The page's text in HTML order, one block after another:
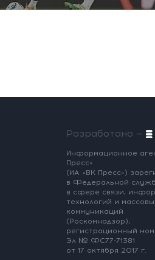
Разработано —
Информационное
Пресс»
(ИА «ВК Пресс»)
в Федеральной
в сфере связи,
технологий и
коммуникаций
(Роскомнадзор),
регистрационный
Эл № ФС77-71381
от 17 октября 2017 г.